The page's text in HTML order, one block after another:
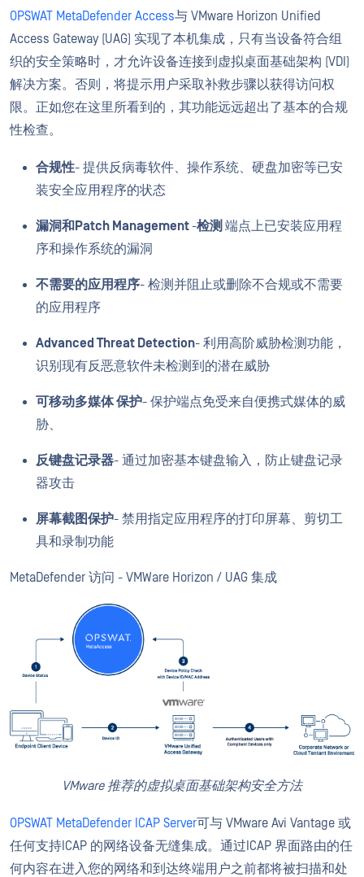
OPSWAT MetaDefender Access与 VMware Horizon Unified
Access Gateway (UAG) 实现了本机集成，只有当设备符合组
织的安全策略时，才允许设备连接到虚拟桌面基础架构 (VDI)
解决方案。否则，将提示用户采取补救步骤以获得访问权
限。正如您在这里所看到的，其功能远远超出了基本的合规
性检查。
合规性- 提供反病毒软件、操作系统、硬盘加密等已安
装安全应用程序的状态
漏洞和Patch Management-检测 端点上已安装应用程
序和操作系统的漏洞
不需要的应用程序- 检测并阻止或删除不合规或不需要
的应用程序
Advanced Threat Detection- 利用高阶威胁检测功能，
识别现有反恶意软件未检测到的潜在威胁
可移动多媒体 保护- 保护端点免受来自便携式媒体的威
胁、
反键盘记录器- 通过加密基本键盘输入，防止键盘记录
器攻击
屏幕截图保护- 禁用指定应用程序的打印屏幕、剪切工
具和录制功能
MetaDefender 访问 - VMWare Horizon / UAG 集成
VMware 推荐的虚拟桌面基础架构安全方法
OPSWAT MetaDefender ICAP Server可与 VMware Avi Vantage 或
任何支持ICAP 的网络设备无缝集成。通过ICAP 界面路由的任
何内容在进入您的网络和到达终端用户之前都将被扫描和处